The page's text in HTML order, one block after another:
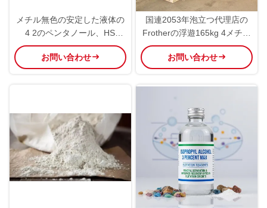
メチル無色の安定した液体の
4 2のペンタノール、HS
2905199090 1 3
Dimethylbutanol
お問い合わせ
国連2053年泡立つ代理店の
Frotherの浮遊165kg 4メチル
2のペンタノール
お問い合わせ